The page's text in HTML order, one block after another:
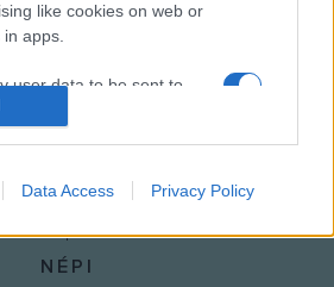
like cookies on web or
apps.
user data to be sent to
advertising purposes.
to enable storage
like cookies on web or
Data Access Privacy Policy
NÉPI